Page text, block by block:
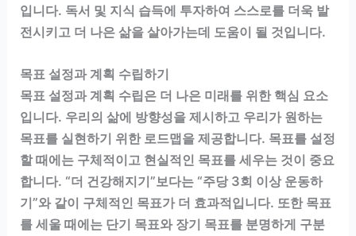
입니다. 독서 및 지식 습득에 투자하여 스스로를 더욱 발
전시키고 더 나은 삶을 살아가는데 도움이 될 것입니다.
목표 설정과 계획 수립하기
목표 설정과 계획 수립은 더 나은 미래를 위한 핵심 요소
입니다. 우리의 삶에 방향성을 제시하고 우리가 원하는
목표를 실현하기 위한 로드맵을 제공합니다. 목표를 설정
할 때에는 구체적이고 현실적인 목표를 세우는 것이 중요
합니다. “더 건강해지기”보다는 “주당 3회 이상 운동하
기”와 같이 구체적인 목표가 더 효과적입니다. 또한 목표
를 세울 때에는 단기 목표와 장기 목표를 분명하게 구분